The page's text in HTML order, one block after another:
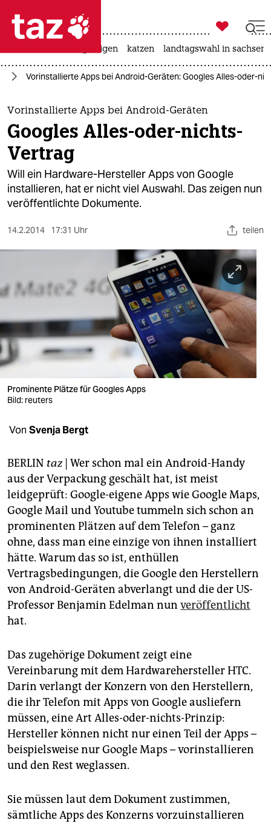
 taz zahl ich
taz zahl ich
themen
politik
öko
gesellschaft
sport
nord
wahrheit
verlag
veranstaltungen
shop
unterstützen
abo
genossenschaft
epaper login

taz zahl ich
bergsteigen katzen landtagswahl in
Vorinstallierte Apps bei Android-Geräten: Googles Alles-oder-
Vorinstallierte Apps bei Android-Geräten
Googles Alles-oder-nichts-
Vertrag
Will ein Hardware-Hersteller Apps von Google
installieren, hat er nicht viel Auswahl. Das zeigen nun
veröffentlichte Dokumente.
14.2.2014 17:31 Uhr teilen
Prominente Plätze für Googles Apps
Bild: reuters
Von Svenja Bergt
BERLIN taz| Wer schon mal ein Android-Handy
aus der Verpackung geschält hat, ist meist
leidgeprüft: Google-eigene Apps wie Google Maps,
Google Mail und Youtube tummeln sich schon an
prominenten Plätzen auf dem Telefon – ganz
ohne, dass man eine einzige von ihnen installiert
hätte. Warum das so ist, enthüllen
Vertragsbedingungen, die Google den Herstellern
von Android-Geräten abverlangt und die der US-
Professor Benjamin Edelman nun veröffentlicht
hat.
Das zugehörige Dokument zeigt eine
Vereinbarung mit dem Hardwarehersteller HTC.
Darin verlangt der Konzern von den Herstellern,
die ihr Telefon mit Apps von Google ausliefern
müssen, eine Art Alles-oder-nichts-Prinzip:
Hersteller können nicht nur einen Teil der Apps –
beispielsweise nur Google Maps – vorinstallieren
und den Rest weglassen.
Sie müssen laut dem Dokument zustimmen,
sämtliche Apps des Konzerns vorzuinstallieren